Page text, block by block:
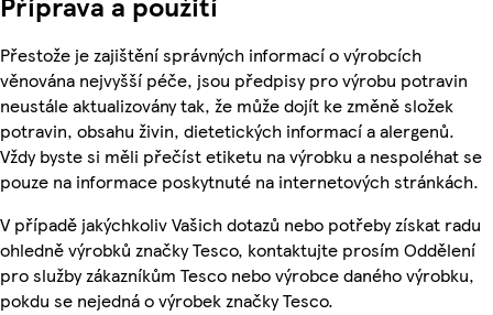
Přestože je zajištění správných informací o výrobcích
věnována nejvyšší péče, jsou předpisy pro výrobu potravin
neustále aktualizovány tak, že může dojít ke změně složek
potravin, obsahu živin, dietetických informací a alergenů.
Vždy byste si měli přečíst etiketu na výrobku a nespoléhat se
pouze na informace poskytnuté na internetových stránkách.
V případě jakýchkoliv Vašich dotazů nebo potřeby získat radu
ohledně výrobků značky Tesco, kontaktujte prosím Oddělení
pro služby zákazníkům Tesco nebo výrobce daného výrobku,
pokdu se nejedná o výrobek značky Tesco.